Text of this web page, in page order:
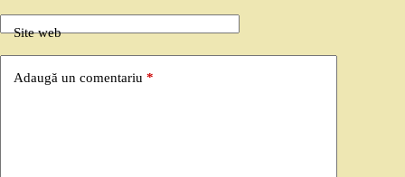
Site web
Adaugă un comentariu *